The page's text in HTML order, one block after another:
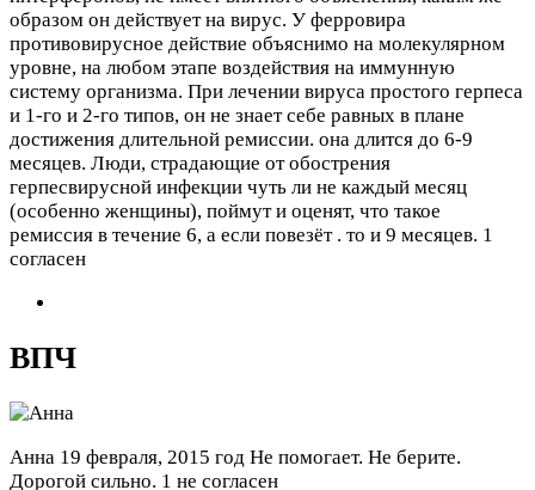
образом он действует на вирус. У ферровира
противовирусное действие объяснимо на молекулярном
уровне, на любом этапе воздействия на иммунную
систему организма. При лечении вируса простого герпеса
и 1-го и 2-го типов, он не знает себе равных в плане
достижения длительной ремиссии. она длится до 6-9
месяцев. Люди, страдающие от обострения
герпесвирусной инфекции чуть ли не каждый месяц
(особенно женщины), поймут и оценят, что такое
ремиссия в течение 6, а если повезёт . то и 9 месяцев. 1
согласен
ВПЧ
Анна 19 февраля, 2015 год Не помогает. Не берите.
Дорогой сильно. 1 не согласен